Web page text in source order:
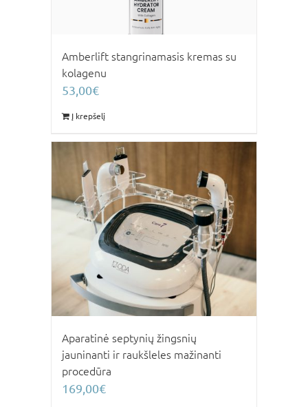
Amberlift stangrinamasis kremas su
kolagenu
53,00€
Į krepšelį
Aparatinė septynių žingsnių
jauninanti ir raukšleles mažinanti
procedūra
169,00€